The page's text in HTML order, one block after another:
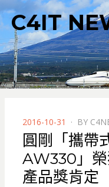
C4IT
POSTED
ON
2016-10-31 BY
圓剛「攜帶
AW330」
產品獎肯定